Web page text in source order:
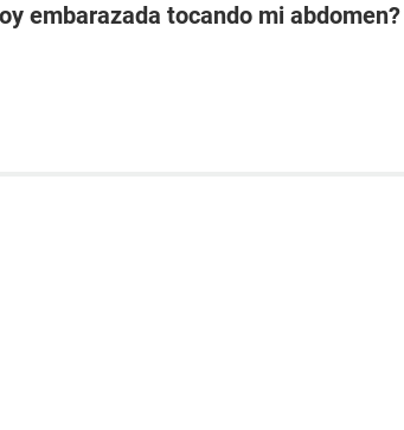
embarazada tocando mi abdomen?